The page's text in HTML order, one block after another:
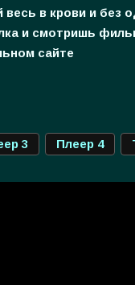
весь в крови и
и смотришь
сайте
3 Плеер 4